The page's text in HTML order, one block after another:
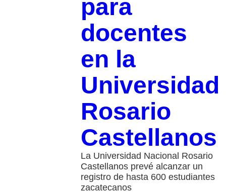
para
docentes
en la
Universidad
Rosario
Castellanos
La Universidad Nacional Rosario
Castellanos prevé alcanzar un
registro de hasta 600 estudiantes
zacatecanos